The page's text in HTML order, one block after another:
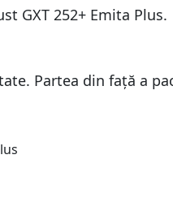
GXT 252+ Emita Plus.
Partea din față a